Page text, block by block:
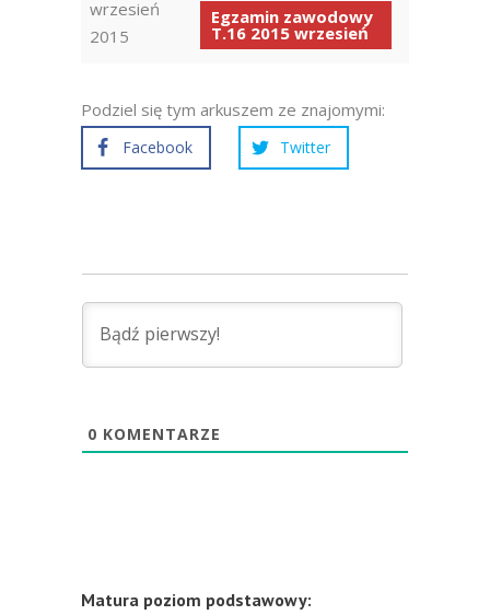
wrzesień
2015
Egzamin zawodowy
T.16 2015 wrzesień
Podziel się tym arkuszem ze znajomymi:
Facebook Twitter
0 KOMENTARZE
Matura poziom podstawowy: